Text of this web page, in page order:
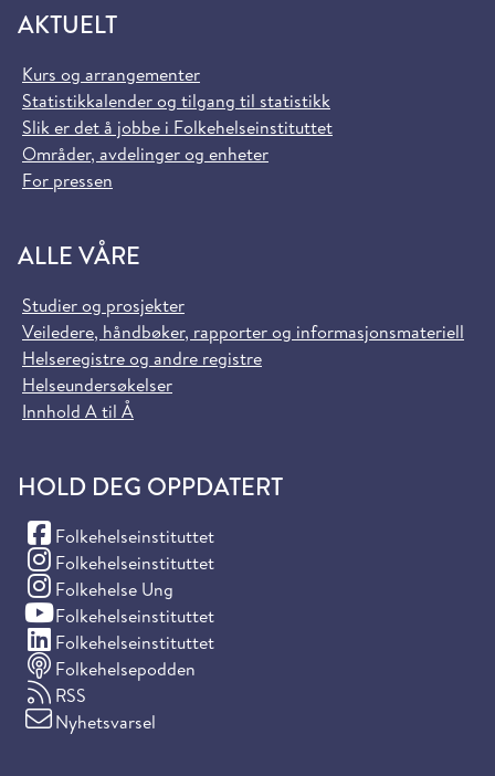
AKTUELT
Kurs og arrangementer
Statistikkalender og tilgang til statistikk
Slik er det å jobbe i Folkehelseinstituttet
Områder, avdelinger og enheter
For pressen
ALLE VÅRE
Studier og prosjekter
Veiledere, håndbøker, rapporter og informasjonsmateriell
Helseregistre og andre registre
Helseundersøkelser
Innhold A til Å
HOLD DEG OPPDATERT
Folkehelseinstituttet
(Facebook)
Folkehelseinstituttet
(Instagram)
Folkehelse Ung
(Instagram)
Folkehelseinstituttet
(YouTube)
Folkehelseinstituttet
(LinkedIn)
Folkehelsepodden
RSS
Nyhetsvarsel